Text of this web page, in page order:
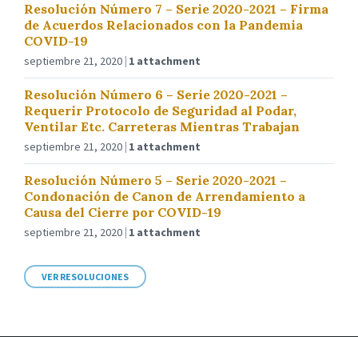
Resolución Número 7 – Serie 2020-2021 – Firma
de Acuerdos Relacionados con la Pandemia
COVID-19
septiembre 21, 2020 1 attachment
Resolución Número 6 – Serie 2020-2021 –
Requerir Protocolo de Seguridad al Podar,
Ventilar Etc. Carreteras Mientras Trabajan
septiembre 21, 2020 1 attachment
Resolución Número 5 – Serie 2020-2021 –
Condonación de Canon de Arrendamiento a
Causa del Cierre por COVID-19
septiembre 21, 2020 1 attachment
VER RESOLUCIONES